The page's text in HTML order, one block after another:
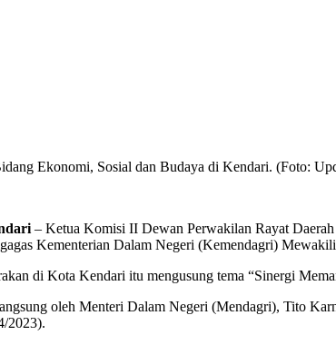
Ekonomi, Sosial dan Budaya di Kendari. (Foto:
– Ketua Komisi II Dewan Perwakilan Rayat
Kementerian Dalam Negeri (Kemendagri)
di Kota Kendari itu mengusung tema “Sinergi
oleh Menteri Dalam Negeri (Mendagri), Tito
2023).